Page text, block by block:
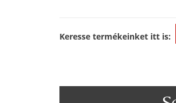
Keresse termékeinket itt is: